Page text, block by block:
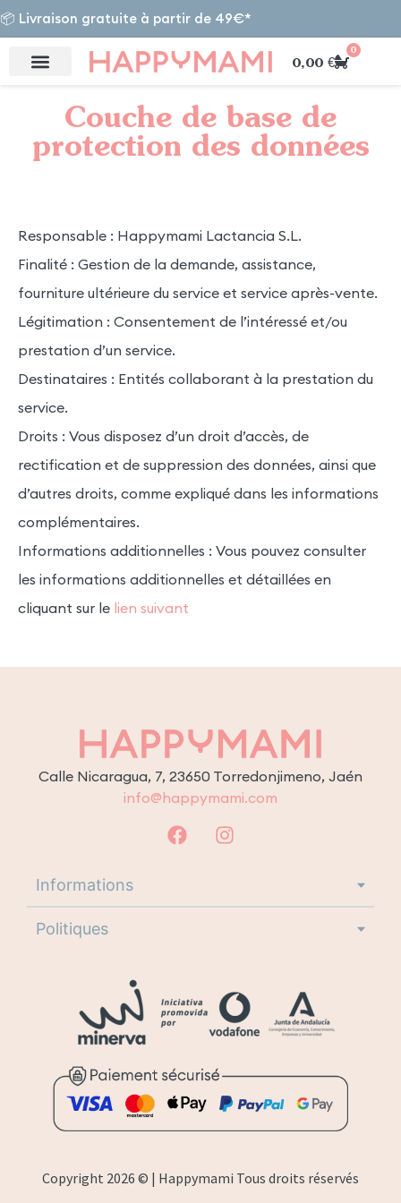
📦 Livraison gratuite à partir de 49€*
0,00 €
0
Couche de base de
protection des données
Responsable : Happymami Lactancia S.L.
Finalité : Gestion de la demande, assistance,
fourniture ultérieure du service et service après-vente.
Légitimation : Consentement de l’intéressé et/ou
prestation d’un service.
Destinataires : Entités collaborant à la prestation du
service.
Droits : Vous disposez d’un droit d’accès, de
rectification et de suppression des données, ainsi que
d’autres droits, comme expliqué dans les informations
complémentaires.
Informations additionnelles : Vous pouvez consulter
les informations additionnelles et détaillées en
cliquant sur le lien suivant
Calle Nicaragua, 7, 23650 Torredonjimeno, Jaén
info@happymami.com
Informations
Politiques
Copyright 2026 © | Happymami Tous droits réservés